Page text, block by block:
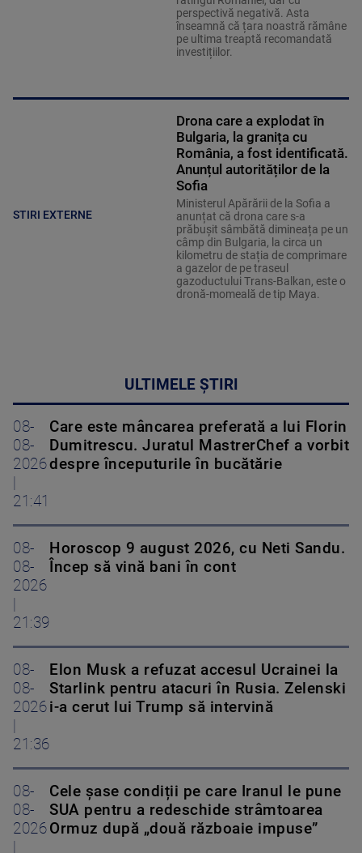
perspectivă negativă. Asta
înseamnă că țara noastră rămâne
pe ultima treaptă recomandată
investițiilor.
STIRI EXTERNE
Drona care a explodat în
Bulgaria, la granița cu
România, a fost identificată.
Anunțul autorităților de la
Sofia
Ministerul Apărării de la Sofia a
anunțat că drona care s-a
prăbușit sâmbătă dimineața pe un
câmp din Bulgaria, la circa un
kilometru de stația de comprimare
a gazelor de pe traseul
gazoductului Trans-Balkan, este o
dronă-momeală de tip Maya.
ULTIMELE ȘTIRI
08-
08-
2026
21:41
Care este mâncarea preferată a lui Florin
Dumitrescu. Juratul MastrerChef a vorbit
despre începuturile în bucătărie
08-
08-
2026
21:39
Horoscop 9 august 2026, cu Neti Sandu.
Încep să vină bani în cont
08-
08-
2026
21:36
Elon Musk a refuzat accesul Ucrainei la
Starlink pentru atacuri în Rusia. Zelenski
i-a cerut lui Trump să intervină
08-
08-
2026
Cele șase condiții pe care Iranul le pune
SUA pentru a redeschide strâmtoarea
Ormuz după „două războaie impuse”